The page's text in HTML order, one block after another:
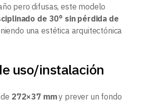
pero difusas, este modelo
de 30° sin pérdida de
una estética arquitectónica
uso/instalación
272×37 mmy prever un fondo